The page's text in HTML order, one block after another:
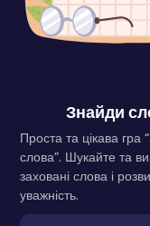
Знайди
Проста та цікава гра
слова”. Шукайте та
заховані слова і
уважність.